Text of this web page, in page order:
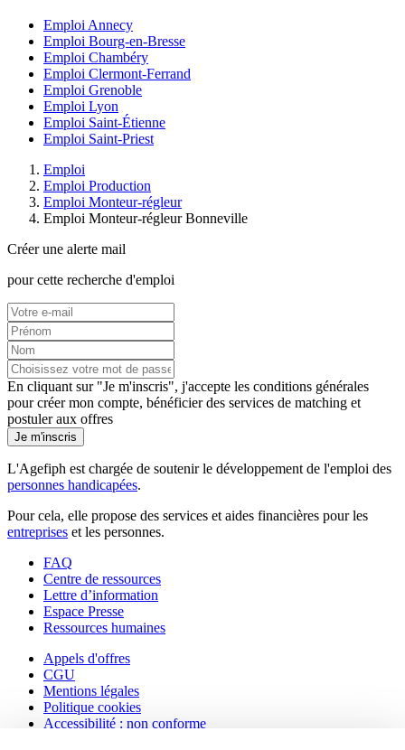
Emploi Annecy
Emploi Bourg-en-Bresse
Emploi Chambéry
Emploi Clermont-Ferrand
Emploi Grenoble
Emploi Lyon
Emploi Saint-Étienne
Emploi Saint-Priest
Emploi
Emploi Production
Emploi Monteur-régleur
Emploi Monteur-régleur Bonneville
Créer une alerte mail
pour cette recherche d'emploi
En cliquant sur "Je m'inscris", j'accepte les conditions générales
pour créer mon compte, bénéficier des services de matching et
postuler aux offres
Je m'inscris
L'Agefiph est chargée de soutenir le développement de l'emploi des
personnes handicapées.
Pour cela, elle propose des services et aides financières pour les
entreprises et les personnes.
FAQ
Centre de ressources
Lettre d’information
Espace Presse
Ressources humaines
Appels d'offres
CGU
Mentions légales
Politique cookies
Accessibilité : non conforme